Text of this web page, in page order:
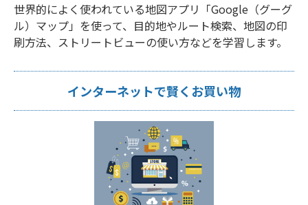
世界的によく使われている地図アプリ「Google（グーグ
ル）マップ」を使って、目的地やルート検索、地図の印
刷方法、ストリートビューの使い方などを学習します。
インターネットで賢くお買い物